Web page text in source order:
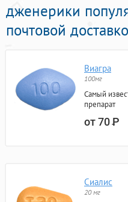
дженерики
почтовой
Виагра
100мг
Самый
препарат
от 70Р
Сиалис
20 мг